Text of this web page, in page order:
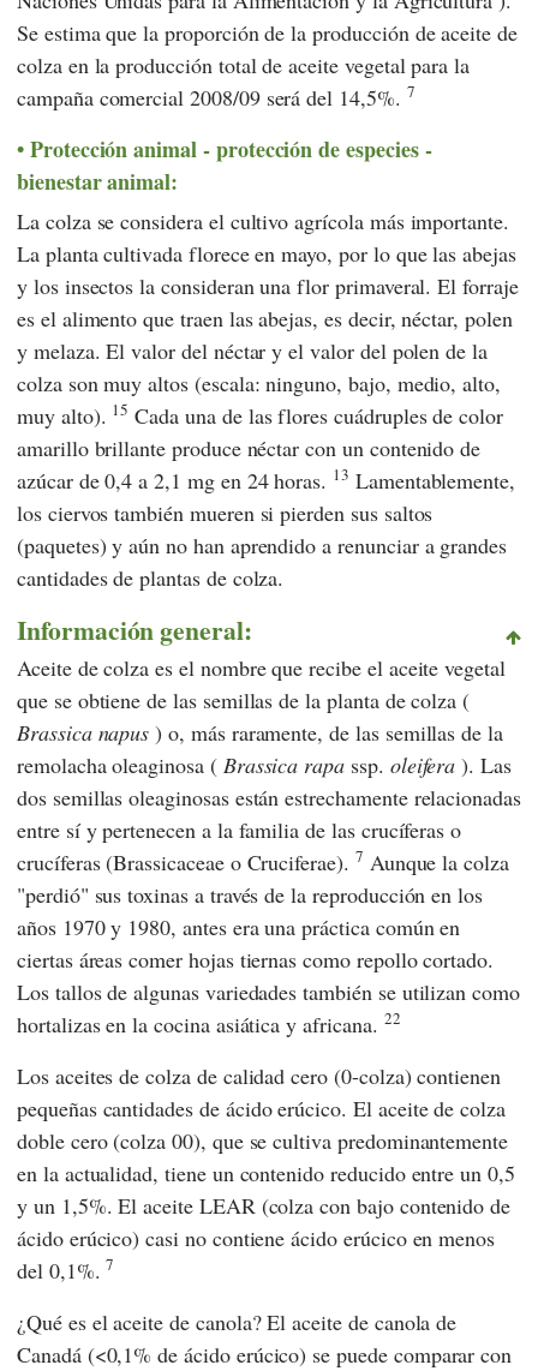
Se estima que la proporción de la producción de aceite de
colza en la producción total de aceite vegetal para la
campaña comercial 2008/09 será del 14,5%. 7
Protección animal - protección de especies -
bienestar animal:
La colza se considera el cultivo agrícola más importante.
La planta cultivada florece en mayo, por lo que las abejas
y los insectos la consideran una flor primaveral. El forraje
es el alimento que traen las abejas, es decir, néctar, polen
y melaza. El valor del néctar y el valor del polen de la
colza son muy altos (escala: ninguno, bajo, medio, alto,
muy alto). 15 Cada una de las flores cuádruples de color
amarillo brillante produce néctar con un contenido de
azúcar de 0,4 a 2,1 mg en 24 horas. 13 Lamentablemente,
los ciervos también mueren si pierden sus saltos
(paquetes) y aún no han aprendido a renunciar a grandes
cantidades de plantas de colza.
Información general:
Aceite de colza es el nombre que recibe el aceite vegetal
que se obtiene de las semillas de la planta de colza (
Brassica napus ) o, más raramente, de las semillas de la
remolacha oleaginosa ( Brassica rapa ssp. oleifera ). Las
dos semillas oleaginosas están estrechamente relacionadas
entre sí y pertenecen a la familia de las crucíferas o
crucíferas (Brassicaceae o Cruciferae). 7 Aunque la colza
"perdió" sus toxinas a través de la reproducción en los
años 1970 y 1980, antes era una práctica común en
ciertas áreas comer hojas tiernas como repollo cortado.
Los tallos de algunas variedades también se utilizan como
hortalizas en la cocina asiática y africana. 22
Los aceites de colza de calidad cero (0-colza) contienen
pequeñas cantidades de ácido erúcico. El aceite de colza
doble cero (colza 00), que se cultiva predominantemente
en la actualidad, tiene un contenido reducido entre un 0,5
y un 1,5%. El aceite LEAR (colza con bajo contenido de
ácido erúcico) casi no contiene ácido erúcico en menos
del 0,1%.7
¿Qué es el aceite de canola? El aceite de canola de
Canadá (<0,1% de ácido erúcico) se puede comparar con